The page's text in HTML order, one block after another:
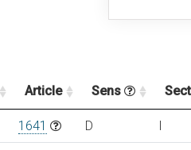
Article Sens
1641 D I